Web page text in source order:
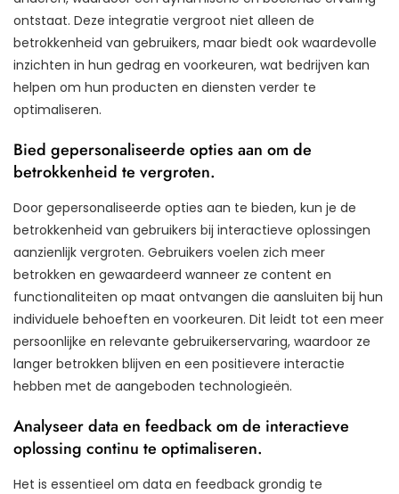
ontstaat. Deze integratie vergroot niet alleen de
betrokkenheid van gebruikers, maar biedt ook waardevolle
inzichten in hun gedrag en voorkeuren, wat bedrijven kan
helpen om hun producten en diensten verder te
optimaliseren.
Bied gepersonaliseerde opties aan om de
betrokkenheid te vergroten.
Door gepersonaliseerde opties aan te bieden, kun je de
betrokkenheid van gebruikers bij interactieve oplossingen
aanzienlijk vergroten. Gebruikers voelen zich meer
betrokken en gewaardeerd wanneer ze content en
functionaliteiten op maat ontvangen die aansluiten bij hun
individuele behoeften en voorkeuren. Dit leidt tot een meer
persoonlijke en relevante gebruikerservaring, waardoor ze
langer betrokken blijven en een positievere interactie
hebben met de aangeboden technologieën.
Analyseer data en feedback om de interactieve
oplossing continu te optimaliseren.
Het is essentieel om data en feedback grondig te